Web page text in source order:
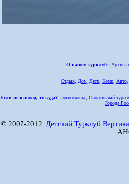
О нашем турклубе: Архив
Отдых, Дом, Дети, Комп, Авто,
Если не в поход, то куда? Подмосковье, Спортивный
Города
© 2007-2012, Детский Турклуб